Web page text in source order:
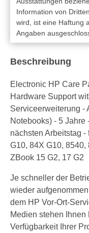
Information von
wird, ist eine Haftung
Angaben
Beschreibung
Electronic HP Care
Hardware Support
Serviceerweiterung -
Notebooks) - 5 Jahre
nächsten Arbeitstag
G10, 84X G10,
ZBook 15 G2, 17 G2
Je schneller der
wieder
dem HP Vor-Ort-
Medien stehen
Verfügbarkeit Ihrer